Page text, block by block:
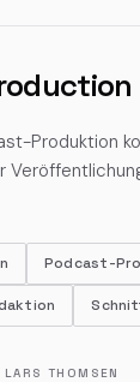
Produktion
Podcast-
THOMSEN